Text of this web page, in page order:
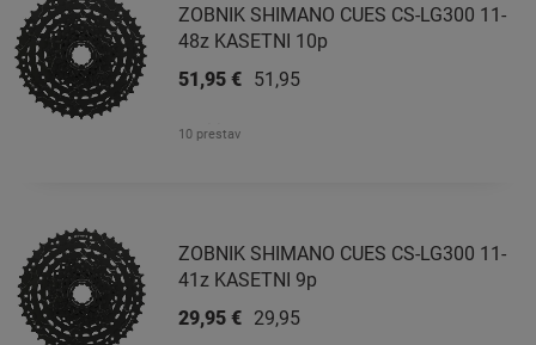
ZOBNIK SHIMANO CUES CS-LG300 11-
48z KASETNI 10p
10 prestav
51,95 €
51,95 €
ZOBNIK SHIMANO CUES CS-LG300 11-
41z KASETNI 9p
29,95 €
29,95 €